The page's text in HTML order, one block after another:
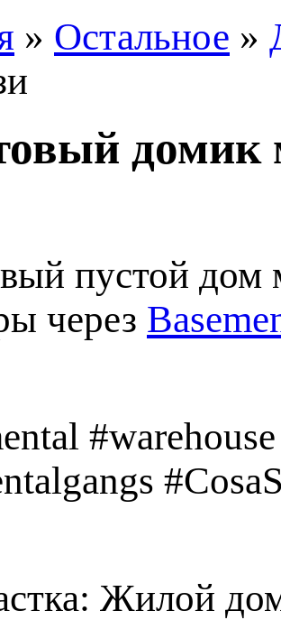
» Остальное »
домик
пустой
через
Жилой